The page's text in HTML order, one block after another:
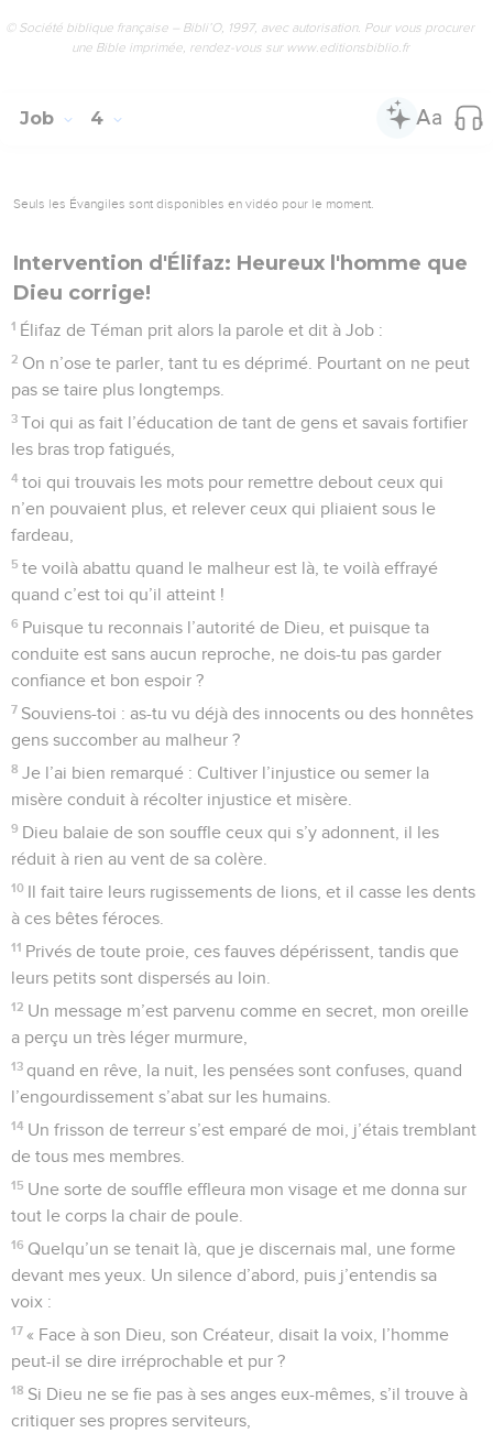
© Société biblique française – Bibli’O, 1997, avec autorisation. Pour vous procurer
une Bible imprimée, rendez-vous sur www.editionsbiblio.fr
Job 4
Seuls les Évangiles sont disponibles en vidéo pour le moment.
Intervention d'Élifaz: Heureux l'homme que
Dieu corrige!
1 Élifaz de Téman prit alors la parole et dit à Job :
2 On n’ose te parler, tant tu es déprimé. Pourtant on ne peut
pas se taire plus longtemps.
3 Toi qui as fait l’éducation de tant de gens et savais fortifier
les bras trop fatigués,
4 toi qui trouvais les mots pour remettre debout ceux qui
n’en pouvaient plus, et relever ceux qui pliaient sous le
fardeau,
5 te voilà abattu quand le malheur est là, te voilà effrayé
quand c’est toi qu’il atteint !
6 Puisque tu reconnais l’autorité de Dieu, et puisque ta
conduite est sans aucun reproche, ne dois-tu pas garder
confiance et bon espoir ?
7 Souviens-toi : as-tu vu déjà des innocents ou des honnêtes
gens succomber au malheur ?
8 Je l’ai bien remarqué : Cultiver l’injustice ou semer la
misère conduit à récolter injustice et misère.
9 Dieu balaie de son souffle ceux qui s’y adonnent, il les
réduit à rien au vent de sa colère.
10 Il fait taire leurs rugissements de lions, et il casse les dents
à ces bêtes féroces.
11 Privés de toute proie, ces fauves dépérissent, tandis que
leurs petits sont dispersés au loin.
12 Un message m’est parvenu comme en secret, mon oreille
a perçu un très léger murmure,
13 quand en rêve, la nuit, les pensées sont confuses, quand
l’engourdissement s’abat sur les humains.
14 Un frisson de terreur s’est emparé de moi, j’étais tremblant
de tous mes membres.
15 Une sorte de souffle effleura mon visage et me donna sur
tout le corps la chair de poule.
16 Quelqu’un se tenait là, que je discernais mal, une forme
devant mes yeux. Un silence d’abord, puis j’entendis sa
voix :
17 « Face à son Dieu, son Créateur, disait la voix, l’homme
peut-il se dire irréprochable et pur ?
18 Si Dieu ne se fie pas à ses anges eux-mêmes, s’il trouve à
critiquer ses propres serviteurs,